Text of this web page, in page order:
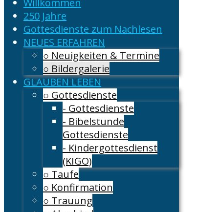
Willkommen
250 Jahre
Gottesdienste zum Nachlesen
NEUES ERFAHREN
○ Neuigkeiten & Termine
○ Bildergalerie
GLAUBEN LEBEN
○ Gottesdienste
- Gottesdienste
- Bibelstunde
Gottesdienste
- Kindergottesdienst
(KIGO)
○ Taufe
○ Konfirmation
○ Trauung